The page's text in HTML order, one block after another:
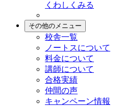
くわしくみる
その他のメニュー
校舎一覧
ノートスについて
料金について
講師について
合格実績
仲間の声
キャンペーン情報